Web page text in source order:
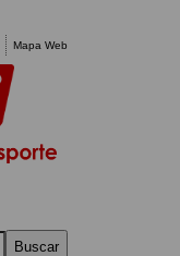
Mapa Web
Buscar